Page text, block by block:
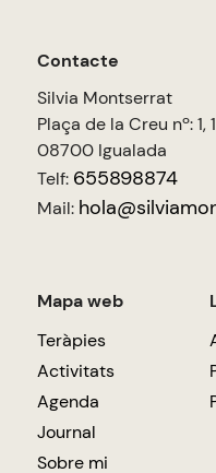
Contacte
Silvia Montserrat
Plaça de la Creu nº: 1,
08700 Igualada
Telf: 655898874
Mail:
Mapa web
Teràpies
Activitats
Agenda
Journal
Sobre mi